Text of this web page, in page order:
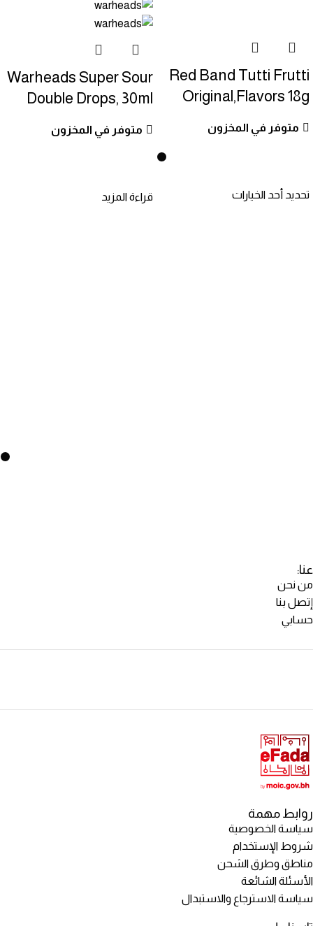
Red Band Tutti Frutti
Original,Flavors 18g
متوفر في المخزون
تحديد أحد الخيارات
Warheads Super Sour
Double Drops, 30ml
متوفر في المخزون
قراءة المزيد
عنا:
من نحن
إتصل بنا
حسابي
روابط مهمة
سياسة الخصوصية
شروط الإستخدام
مناطق وطرق الشحن
الأسئلة الشائعة
سياسة الاسترجاع والاستبدال